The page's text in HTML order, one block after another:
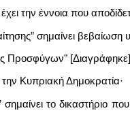
την έννοια που
σημαίνει
Προσφύγων"
Κυπριακή Δημοκρατία·
σημαίνει το